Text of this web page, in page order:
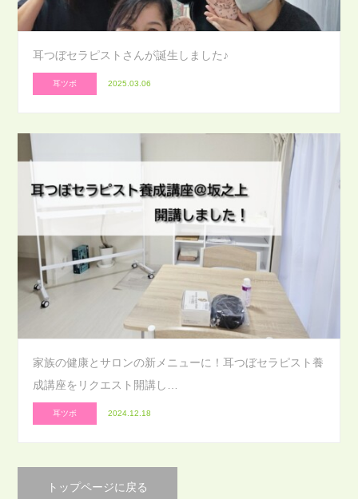
耳つぼセラピストさんが誕生しました♪
耳ツボ 2025.03.06
家族の健康とサロンの新メニューに！耳つぼセラピスト養
成講座をリクエスト開講し…
耳ツボ 2024.12.18
トップページに戻る